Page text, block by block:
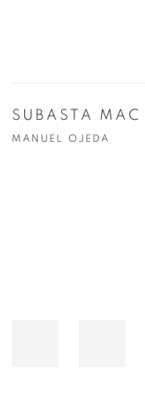
SUBASTA
MANUEL OJEDA